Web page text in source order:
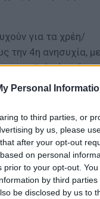
Personal
to third parties, or
by us, please
after your opt-out
on personal
to your opt-out.
by third parties
be disclosed by us to
για τα χρέη/
την 4η ανησυχία, με
μέσο όρο
στο 2ο
κατά 2
αυτά παραμένει
που είναι στις 87